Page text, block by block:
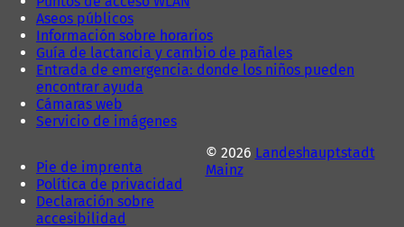
Aseos públicos
Información sobre horarios
Guía de lactancia y cambio de pañales
Entrada de emergencia: donde los niños pueden
encontrar ayuda
Cámaras web
Servicio de imágenes
Pie de imprenta
Política de privacidad
Declaración sobre
accesibilidad
© 2026 Landeshauptstadt
Mainz